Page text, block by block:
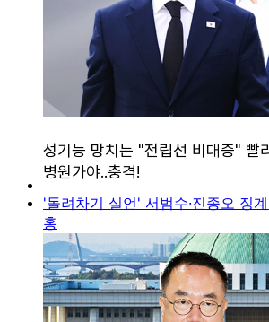
'돌려차기 실언' 서범수·진종오 징
홍